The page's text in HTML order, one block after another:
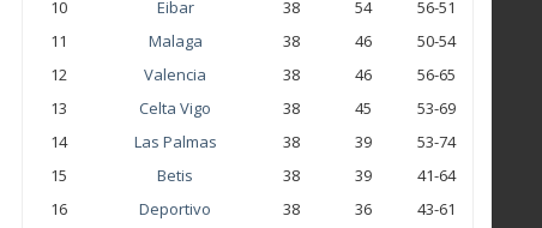
10
Eibar 38 54
56-51
11
Malaga 38 46
50-54
12
Valencia 38 46
56-65
13
Celta Vigo 38 45
53-69
14
Las Palmas 38 39
53-74
15
Betis 38 39
41-64
16
Deportivo 38 36
43-61